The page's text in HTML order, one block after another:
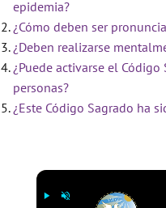
epidemia?
¿Cómo deben ser
¿Deben realizarse
¿Puede activarse el
personas?
¿Este Código Sagrado ha